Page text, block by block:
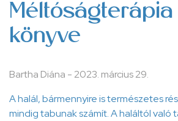
könyve
Bartha Diána - 2023. március 29.
A halál, bármennyire is természetes
mindig tabunak számít. A haláltól való